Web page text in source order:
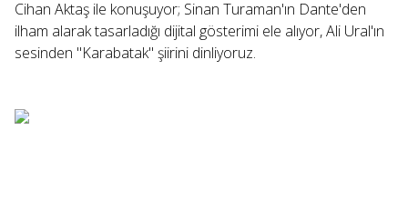
Cihan Aktaş ile konuşuyor; Sinan Turaman'ın Dante'den
ilham alarak tasarladığı dijital gösterimi ele alıyor, Ali Ural'ın
sesinden "Karabatak" şiirini dinliyoruz.